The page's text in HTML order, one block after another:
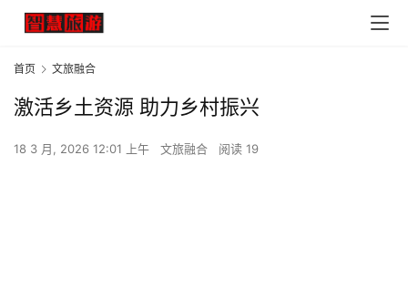
首页 文旅融合
激活乡土资源 助力乡村振兴
18 3 月, 2026 12:01 上午 文旅融合 阅读 19